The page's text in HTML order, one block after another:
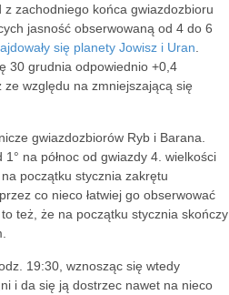
zachodniego końca gwiazdozbioru
jasność obserwowaną od 4 do 6
się planety Jowisz i Uran
30 grudnia odpowiednio +0,4
względu na zmniejszającą się
gwiazdozbiorów Ryb i Barana.
na północ od gwiazdy 4. wielkości
początku stycznia zakrętu
co nieco łatwiej go obserwować
też, że na początku stycznia skończy
19:30, wznosząc się wtedy
i da się ją dostrzec nawet na nieco